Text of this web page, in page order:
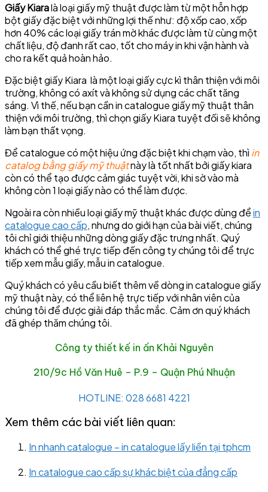
Giấy Kiaralà loại giấy mỹ thuật được làm từ một hỗn hợp
bột giấy đặc biệt với những lợi thế như: độ xốp cao, xốp
hơn 40% các loại giấy trán mờ khác được làm từ cùng một
chất liệu, độ đanh rất cao, tốt cho máy in khi vận hành và
cho ra kết quả hoàn hảo.
Đặc biệt giấy Kiara là một loại giấy cực kì thân thiện với môi
trường, không có axít và không sử dụng các chất tăng
sáng. Vì thế, nếu bạn cần in catalogue giấy mỹ thuật thân
thiện với môi trường, thì chọn giấy Kiara tuyệt đối sẽ không
làm bạn thất vọng.
Để catalogue có một hiệu ứng đặc biệt khi chạm vào, thì in
catalog bằng giấy mỹ thuậtnày là tốt nhất bởi giấy kiara
còn có thể tạo được cảm giác tuyệt vời, khi sờ vào mà
không còn 1 loại giấy nào có thể làm được.
Ngoài ra còn nhiều loại giấy mỹ thuật khác được dùng đểin
catalogue cao cấp, nhưng do giới hạn của bài viết, chúng
tôi chỉ giới thiệu những dòng giấy đặc trưng nhất. Quý
khách có thể ghé trực tiếp đến công ty chúng tôi để trực
tiếp xem mẫu giấy, mẫu in catalogue.
Quý khách có yêu cầu biết thêm về dòng in catalogue giấy
mỹ thuật này, có thể liên hệ trực tiếp với nhân viên của
chúng tôi để được giải đáp thắc mắc. Cảm ơn quý khách
đã ghép thăm chúng tôi.
Công ty thiết kế in ấn Khải Nguyên
210/9c Hồ Văn Huê – P.9 – Quận Phú Nhuận
HOTLINE: 028 6681 4221
Xem thêm các bài viết liên quan:
In nhanh catalogue – in catalogue lấy liền tại tphcm
In catalogue cao cấp sự khác biệt của đẳng cấp